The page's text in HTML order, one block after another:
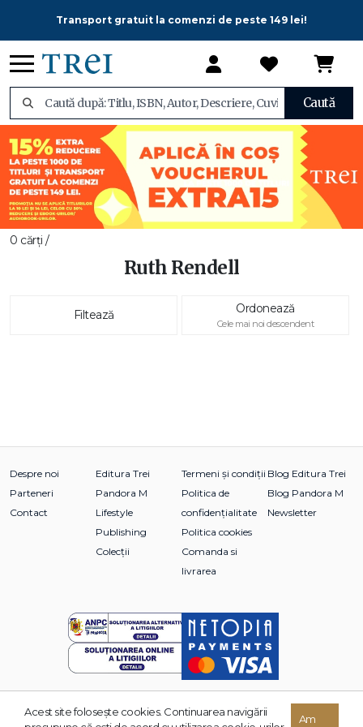
Transport gratuit la comenzi de peste 149 lei!
Caută
0 cărți /
Ruth Rendell
Filtează Ordonează
Cele mai noi descendent
Despre noi
Parteneri
Contact
Editura Trei
Pandora M
Lifestyle
Publishing
Colecții
Termeni și condiții
Politica de
confidențialitate
Politica cookies
Comanda si
livrarea
Blog Editura Trei
Blog Pandora M
Newsletter
© 2026 Grupul Editorial TREI. Toate drepturile rezervate.
Acest site foloseşte cookies. Continuarea navigării
Am